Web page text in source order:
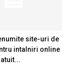
site-uri de
intalniri online